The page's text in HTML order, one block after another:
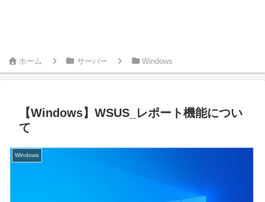
ホーム サーバー Windows
【Windows】WSUS_レポート機能につい
て
Windows